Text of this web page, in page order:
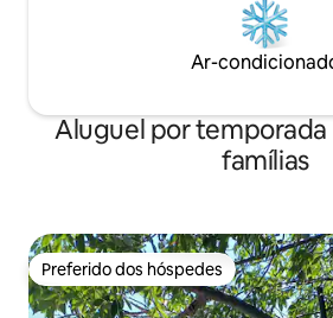
Ar-
Aluguel por temporada
famílias
Preferido dos hóspedes
Preferido dos hóspedes